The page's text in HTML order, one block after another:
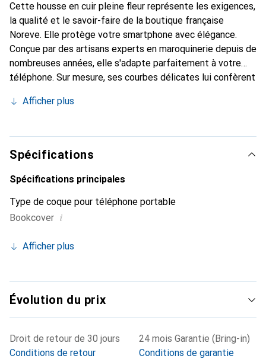
Cette housse en cuir pleine fleur représente les exigences,
la qualité et le savoir-faire de la boutique française
Noreve. Elle protège votre smartphone avec élégance.
Conçue par des artisans experts en maroquinerie depuis de
nombreuses années, elle s'adapte parfaitement à votre
téléphone. Sur mesure, ses courbes délicates lui confèrent
et indispensable de votre smartphone. Reconnaître
marque Noreve est un choix sûr pour une clientèle
exigeante.
Afficher plus
Spécifications
Spécifications principales
Type de coque pour téléphone portable
Bookcover i
Afficher plus
Évolution du prix
Droit de retour de 30 jours
Conditions de retour
24 mois Garantie (Bring-in)
Conditions de garantie